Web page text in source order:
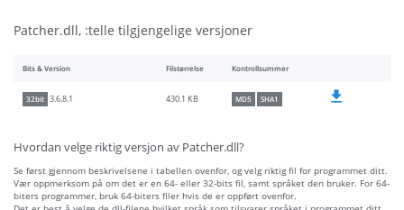
Patcher.dll, :telle tilgjengelige versjoner
Bits & Version Filstørrelse Kontrollsummer
32bit 3.6.8.1 430.1 KB MD5 SHA1
Hvordan velge riktig versjon av Patcher.dll?
Se først gjennom beskrivelsene i tabellen ovenfor, og velg riktig fil for programmet ditt.
Vær oppmerksom på om det er en 64- eller 32-bits fil, samt språket den bruker. For 64-
biters programmer, bruk 64-biters filer hvis de er oppført ovenfor.